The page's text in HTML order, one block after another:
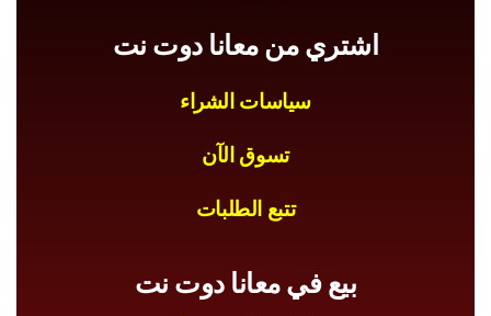
اشتري من معانا دوت نت
سياسات الشراء
تسوق الآن
تتبع الطلبات
بيع في معانا دوت نت